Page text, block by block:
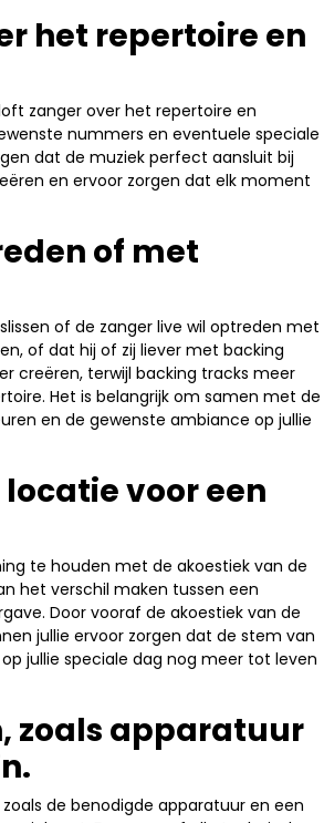
het repertoire en
zanger over het repertoire en
nummers en eventuele speciale
dat de muziek perfect aansluit bij
en ervoor zorgen dat elk moment
of met
of de zanger live wil optreden met
of dat hij of zij liever met backing
creëren, terwijl backing tracks meer
Het is belangrijk om samen met de
en de gewenste ambiance op jullie
voor een
te houden met de akoestiek van de
het verschil maken tussen een
Door vooraf de akoestiek van de
jullie ervoor zorgen dat de stem van
jullie speciale dag nog meer tot leven
zoals apparatuur
de benodigde apparatuur en een